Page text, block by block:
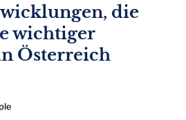
die
wichtiger
Österreich